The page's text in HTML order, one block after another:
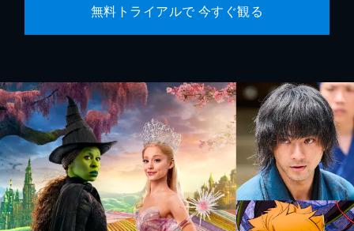
無料トライアルで 今すぐ観る